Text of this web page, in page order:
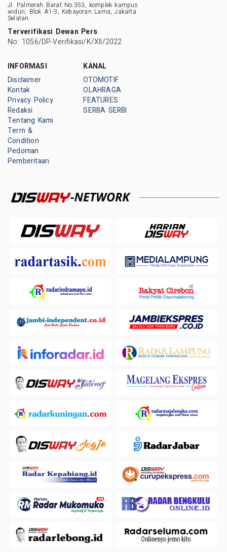
Jl. Palmerah Barat No.353, komplek kampus
widuri, Blok A1-3, Kebayoran Lama, Jakarta
Selatan
Terverifikasi Dewan Pers
No: 1056/DP-Verifikasi/K/XII/2022
INFORMASI
Disclaimer
Kontak
Privacy Policy
Redaksi
Tentang Kami
Term &
Condition
Pedoman
Pemberitaan
KANAL
OTOMOTIF
OLAHRAGA
FEATURES
SERBA SERBI